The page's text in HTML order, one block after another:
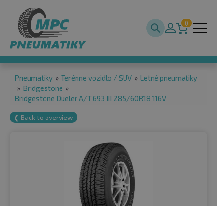
0
Pneumatiky » Terénne vozidlo / SUV » Letné pneumatiky
» Bridgestone »
Bridgestone Dueler A/T 693 III 285/60R18 116V
❮ Back to overview